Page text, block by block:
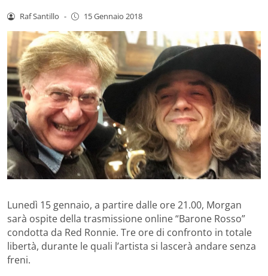
Raf Santillo - 15 Gennaio 2018
Lunedì 15 gennaio, a partire dalle ore 21.00, Morgan
sarà ospite della trasmissione online “Barone Rosso”
condotta da Red Ronnie. Tre ore di confronto in totale
libertà, durante le quali l’artista si lascerà andare senza
freni.